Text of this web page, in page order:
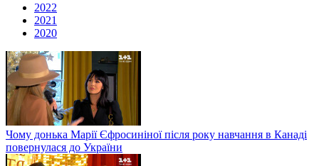
2022
2021
2020
Чому донька Марії Єфросиніної після року навчання в Канаді
повернулася до України